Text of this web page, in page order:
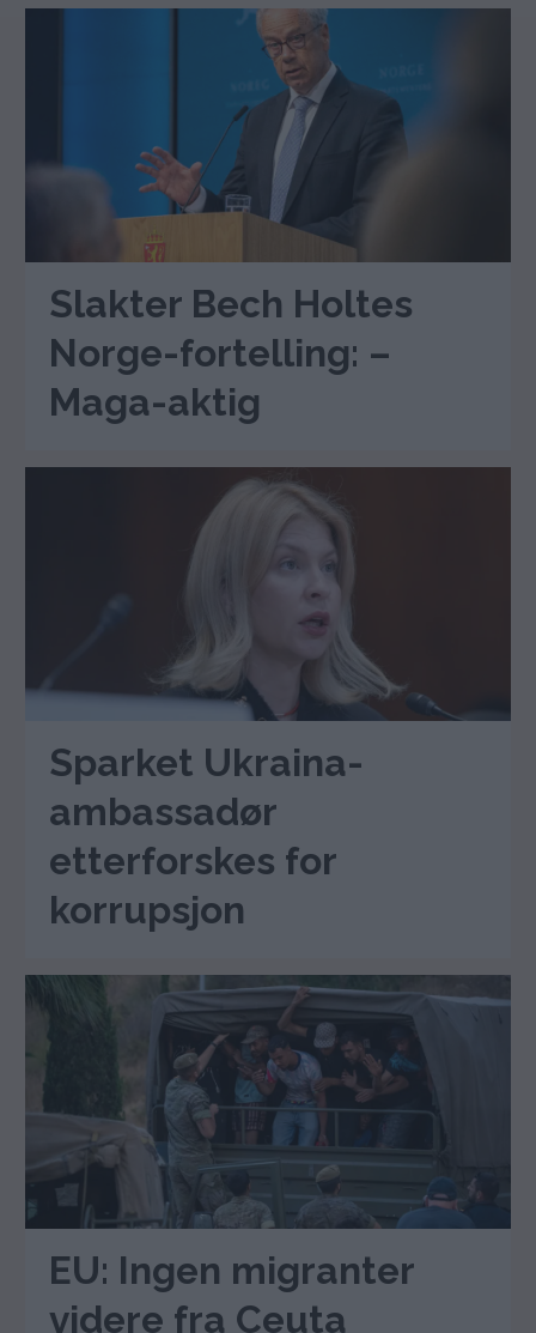
Slakter Bech Holtes
Norge-fortelling: –
Maga-aktig
Sparket Ukraina-
ambassadør
etterforskes for
korrupsjon
EU: Ingen migranter
videre fra Ceuta